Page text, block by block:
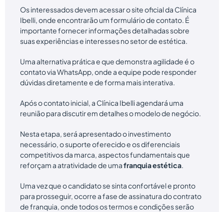
Os interessados devem acessar o site oficial da Clínica
Ibelli, onde encontrarão um formulário de contato. É
importante fornecer informações detalhadas sobre
suas experiências e interesses no setor de estética.
Uma alternativa prática e que demonstra agilidade é o
contato via WhatsApp, onde a equipe pode responder
dúvidas diretamente e de forma mais interativa.
Após o contato inicial, a Clínica Ibelli agendará uma
reunião para discutir em detalhes o modelo de negócio.
Nesta etapa, será apresentado o investimento
necessário, o suporte oferecido e os diferenciais
competitivos da marca, aspectos fundamentais que
reforçam a atratividade de umafranquia estética.
Uma vez que o candidato se sinta confortável e pronto
para prosseguir, ocorre a fase de assinatura do contrato
de franquia, onde todos os termos e condições serão